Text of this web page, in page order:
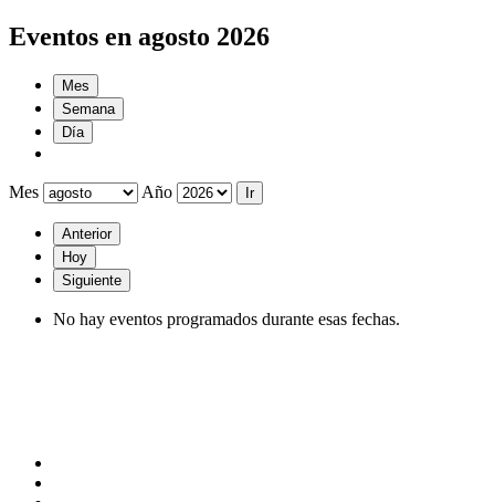
Eventos en agosto 2026
Mes
Semana
Día
Mes Año
Anterior
Hoy
Siguiente
No hay eventos programados durante esas fechas.